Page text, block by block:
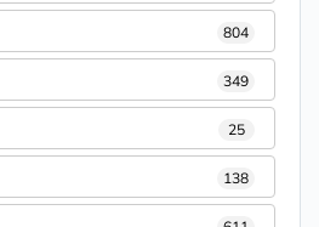
804
349
25
138